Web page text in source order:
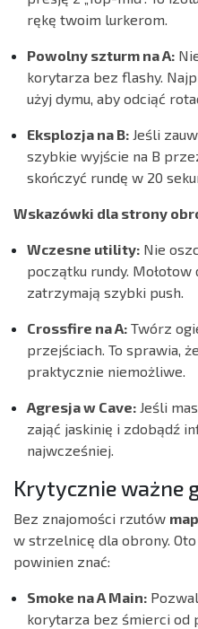
rękę twoim lurkerom.
Powolny szturm na A:
korytarza bez flashy.
użyj dymu, aby odciąć
Eksplozja na B: Jeśli
szybkie wyjście na B
skończyć rundę w 20
Wskazówki dla strony
Wczesne utility: Nie
początku rundy.
zatrzymają szybki push.
Crossfire na A: Twórz
przejściach. To sprawia,
praktycznie niemożliwe.
Agresja w Cave: Jeśli
zająć jaskinię i zdobądź
najwcześniej.
Krytycznie ważne
Bez znajomości rzutów
w strzelnicę dla obrony.
powinien znać:
Smoke na A Main:
korytarza bez śmierci od